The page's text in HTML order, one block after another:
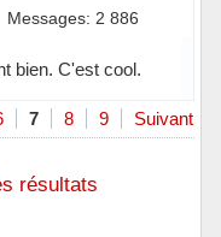
Messages: 2 886
bien. C'est cool.
7 8 9 Suivant
résultats